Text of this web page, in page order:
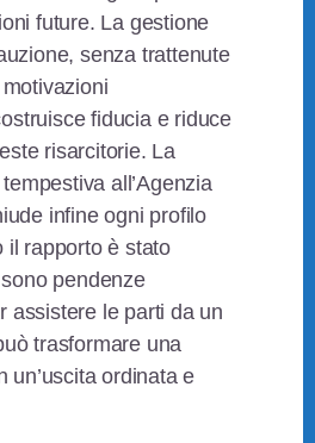
future. La gestione
senza trattenute
fiducia e riduce
risarcitorie. La
all’Agenzia
infine ogni profilo
il rapporto è stato
pendenze
assistere le parti da un
trasformare una
un’uscita ordinata e